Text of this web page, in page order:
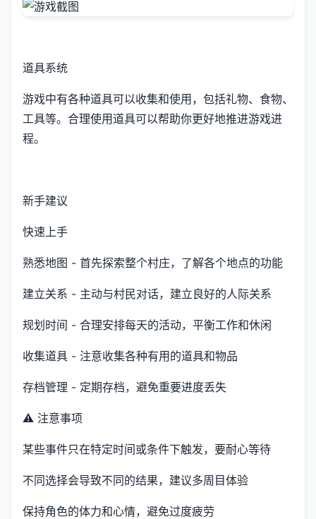
道具系统
游戏中有各种道具可以收集和使用，包括礼物、食物、
工具等。合理使用道具可以帮助你更好地推进游戏进
程。
新手建议
快速上手
熟悉地图 - 首先探索整个村庄，了解各个地点的功能
建立关系 - 主动与村民对话，建立良好的人际关系
规划时间 - 合理安排每天的活动，平衡工作和休闲
收集道具 - 注意收集各种有用的道具和物品
存档管理 - 定期存档，避免重要进度丢失
⚠️ 注意事项
某些事件只在特定时间或条件下触发，要耐心等待
不同选择会导致不同的结果，建议多周目体验
保持角色的体力和心情，避免过度疲劳